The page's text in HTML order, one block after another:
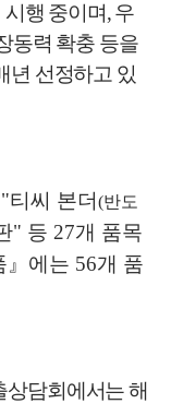
행 중이며,우
동력 확충 등을
년 선정하고 있
"티씨 본더 (반도
" 등 27개 품목
』 에는 56개 품
상담회 에서는 해